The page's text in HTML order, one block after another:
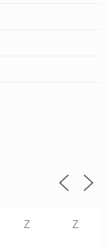
Z Z